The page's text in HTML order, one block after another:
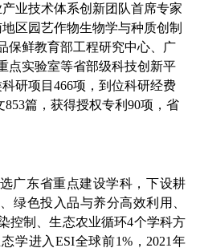
业技术体系创新团队首席专家
区园艺作物生物学与种质创制
保鲜教育部工程研究中心、广
点实验室等省部级科技创新平
研项目 466项，到位科研经费
853篇，获得授权专利 90项，省
广东省重点建设学科，下设耕
绿色投入品与养分高效利用、
控制、生态农业循环4个学科方
学进入ESI全球前1%， 2021 年